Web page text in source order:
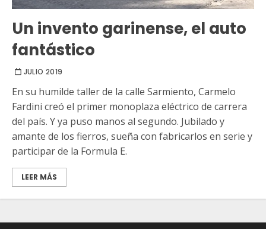
Un invento garinense, el auto
fantástico
JULIO 2019
En su humilde taller de la calle Sarmiento, Carmelo
Fardini creó el primer monoplaza eléctrico de carrera
del país. Y ya puso manos al segundo. Jubilado y
amante de los fierros, sueña con fabricarlos en serie y
participar de la Formula E.
LEER MÁS